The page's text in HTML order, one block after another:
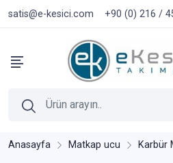
satis@e-kesici.com +90 (0) 216 /
Anasayfa Matkap ucu Karbür